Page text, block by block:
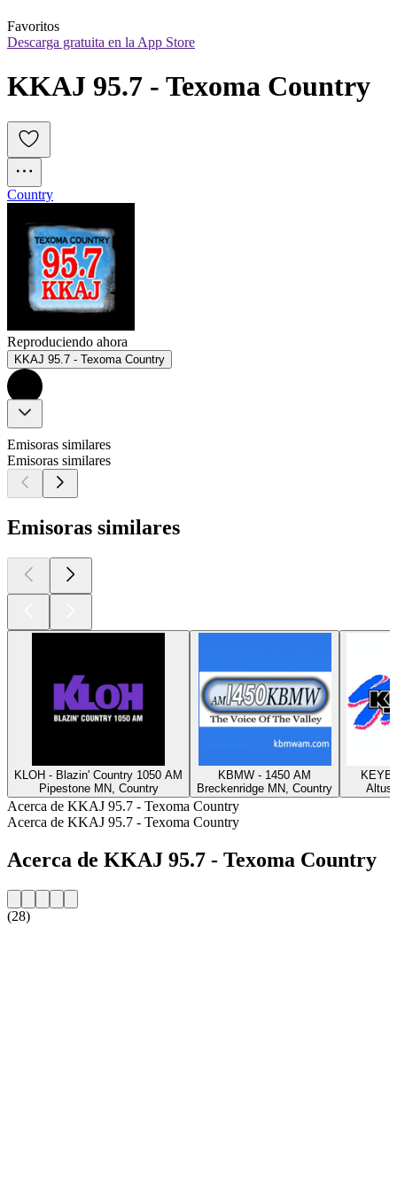
Favoritos
Descarga gratuita en la App Store
KKAJ 95.7 - Texoma Country
Country
Reproduciendo ahora
KKAJ 95.7 - Texoma Country
Emisoras similares
Emisoras similares
Emisoras similares
KLOH - Blazin' Country 1050 AM
Pipestone MN, Country
KBMW - 1450 AM
Breckenridge MN, Country
KEYB
Altus
Acerca de KKAJ 95.7 - Texoma Country
Acerca de KKAJ 95.7 - Texoma Country
Acerca de KKAJ 95.7 - Texoma Country
(28)